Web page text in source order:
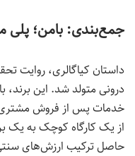
جمع‌بندی: بامن؛ پلی
داستان کیاگالری، روایت
درونی متولد شد. این برند،
خدمات پس از فروش
از یک کارگاه کوچک به یک
حاصل ترکیب ارزش‌های